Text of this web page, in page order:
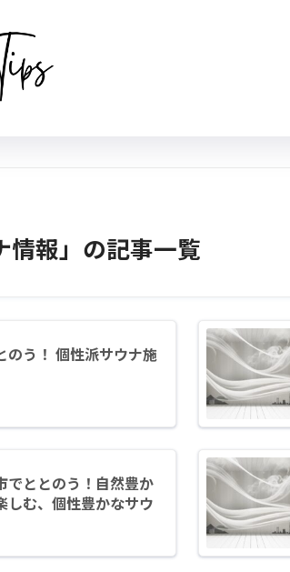
情報」の記事一覧
のう！ 個性派サウナ施
でととのう！自然豊か
しむ、個性豊かなサウ